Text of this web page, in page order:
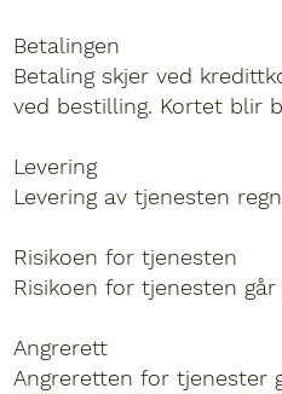
Betalingen
Betaling skjer ved
ved bestilling. Kortet blir
Levering
Levering av tjenesten
Risikoen for tjenesten
Risikoen for tjenesten
Angrerett
Angreretten for tjenester